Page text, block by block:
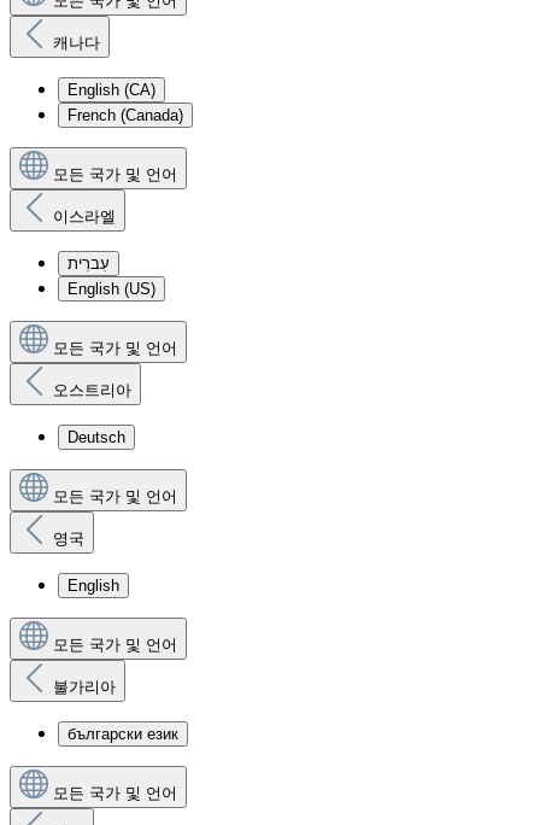
캐나다
English (CA)
French (Canada)
모든 국가 및 언어
이스라엘
עִברִית
English (US)
모든 국가 및 언어
오스트리아
Deutsch
모든 국가 및 언어
영국
English
모든 국가 및 언어
불가리아
български език
모든 국가 및 언어